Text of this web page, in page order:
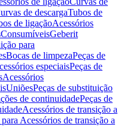
de descargaTubos de
de ligaçãoAcessórios
ConsumíveisGeberit
para
Bocas de limpezaPeças de
especiaisPeças de
Acessórios
UniõesPeças de substituição
de continuidadePeças de
Acessórios de transição a
Acessórios de transição a